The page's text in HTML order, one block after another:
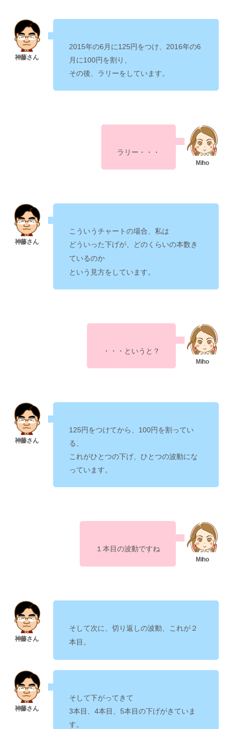
2015年の6月に125円をつけ、2016年の6
月に100円を割り、
その後、ラリーをしています。
ラリー・・・
こういうチャートの場合、私は
どういった下げが、どのくらいの本数き
ているのか
という見方をしています。
・・・というと？
125円をつけてから、100円を割ってい
る、
これがひとつの下げ、ひとつの波動にな
っています。
１本目の波動ですね
そして次に、 切り返しの波動、これが２
本目 。
そして下がってきて
3本目、4本目、5本目の下げがきていま
す。